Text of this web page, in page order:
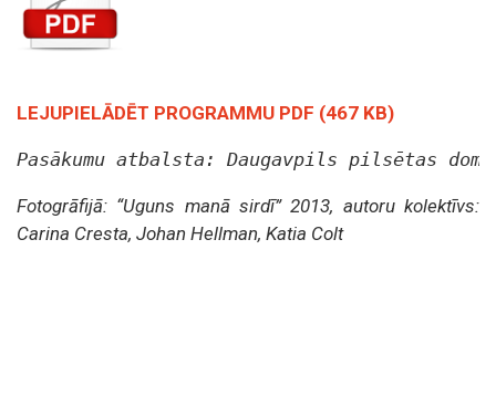
LEJUPIELĀDĒT PROGRAMMU PDF (467 KB)
Pasākumu atbalsta: Daugavpils pilsētas
Fotogrāfijā: “Uguns manā sirdī” 2013, autoru kolektīvs:
Carina Cresta, Johan Hellman, Katia Colt